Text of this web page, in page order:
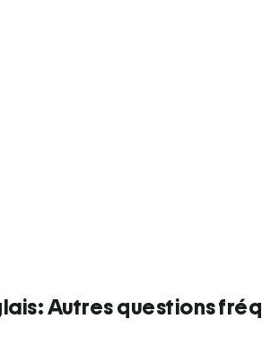
Autres questions